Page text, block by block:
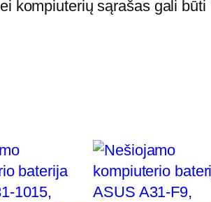
2
N
1
kompiuterių sąrašas gali